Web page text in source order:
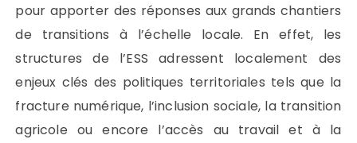
pour apporter des réponses aux grands chantiers
de transitions à l’échelle locale. En effet, les
structures de l’ESS adressent localement des
enjeux clés des politiques territoriales tels que la
fracture numérique, l’inclusion sociale, la transition
agricole ou encore l’accès au travail et à la